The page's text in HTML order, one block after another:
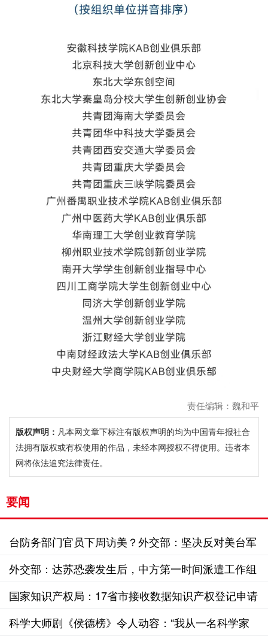
责任编辑：魏和平
版权声明： 凡本网文章下标注有版权声明的均为中国青年报社合
法拥有版权或有权使用的作品，未经本网授权不得使用。违者本
网将依法追究法律责任。
要闻
台防务部门官员下周访美？外交部：坚决反对美台军
事勾连
外交部：达苏恐袭发生后，中方第一时间派遣工作组
赴巴开展工作
国家知识产权局：17省市接收数据知识产权登记申请
已超1.3万份
科学大师剧《侯德榜》令人动容：“我从一名科学家